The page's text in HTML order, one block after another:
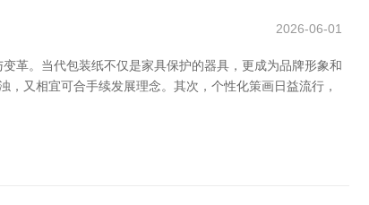
2026-06-01
革。当代包装纸不仅是家具保护的器具，更成为品牌形象和
又相宜可合手续发展理念。其次，个性化策画日益流行，